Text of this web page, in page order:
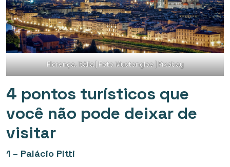
Florença, Itália | Foto Mustangloe | Pixabay
4 pontos turísticos que
você não pode deixar de
visitar
1 – Palácio Pitti